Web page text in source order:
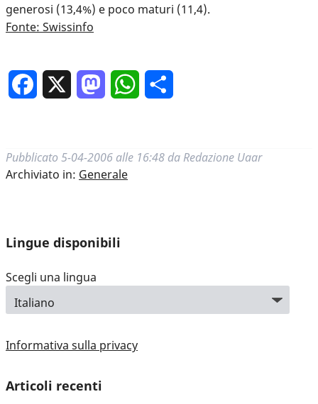
generosi (13,4%) e poco maturi (11,4).
Fonte: Swissinfo
Facebook MastodonWhatsApp
Pubblicato 5-04-2006 alle 16:48 da Redazione Uaar
Archiviato in: Generale
Lingue disponibili
Scegli una lingua
Informativa sulla privacy
Articoli recenti